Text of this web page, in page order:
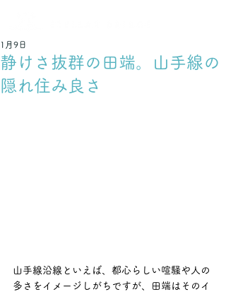
静けさ抜群の田端。山手線の
隠れ住み良さ
1月9日
山手線沿線といえば、都心らしい喧騒や人の
多さをイメージしがちですが、田端はそのイ